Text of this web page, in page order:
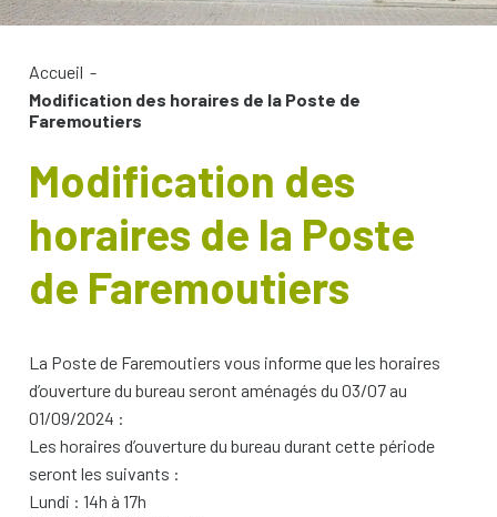
Accueil -
Modification des horaires de la Poste de
Faremoutiers
Modification des
horaires de la Poste
de Faremoutiers
La Poste de Faremoutiers vous informe que les horaires
d’ouverture du bureau seront aménagés du 03/07 au
01/09/2024 :
Les horaires d’ouverture du bureau durant cette période
seront les suivants :
Lundi : 14h à 17h